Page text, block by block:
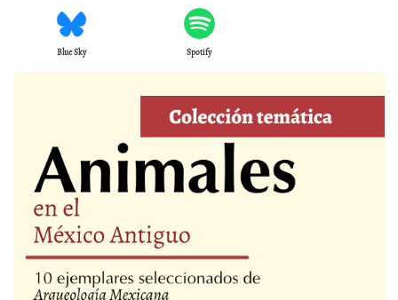
Blue Sky Spotify